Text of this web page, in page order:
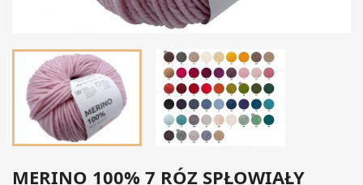
MERINO 100% 7 RÓZ SPŁOWIAŁY